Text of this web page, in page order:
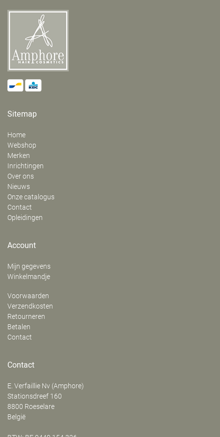
Sitemap
Home
Webshop
Merken
Inrichtingen
Over ons
Nieuws
Onze catalogus
Contact
Opleidingen
Account
Mijn gegevens
Winkelmandje
Voorwaarden
Verzendkosten
Retourneren
Betalen
Contact
Contact
E. Verfaillie Nv (Amphore)
‍Stationsdreef 160
8800 Roeselare
België